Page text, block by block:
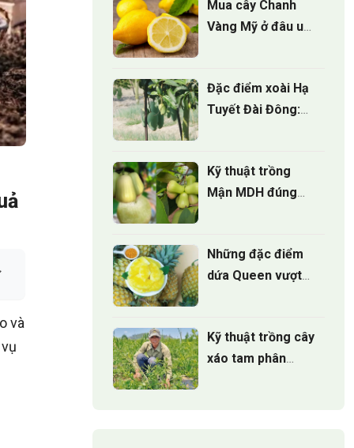
và
Mua cây Chanh
Vàng Mỹ ở đâu uy
Đặc điểm xoài Hạ
Tuyết Đài Đông:
Kỹ thuật trồng
Mận MDH đúng
Những đặc điểm
dứa Queen vượt
Kỹ thuật trồng cây
xáo tam phân